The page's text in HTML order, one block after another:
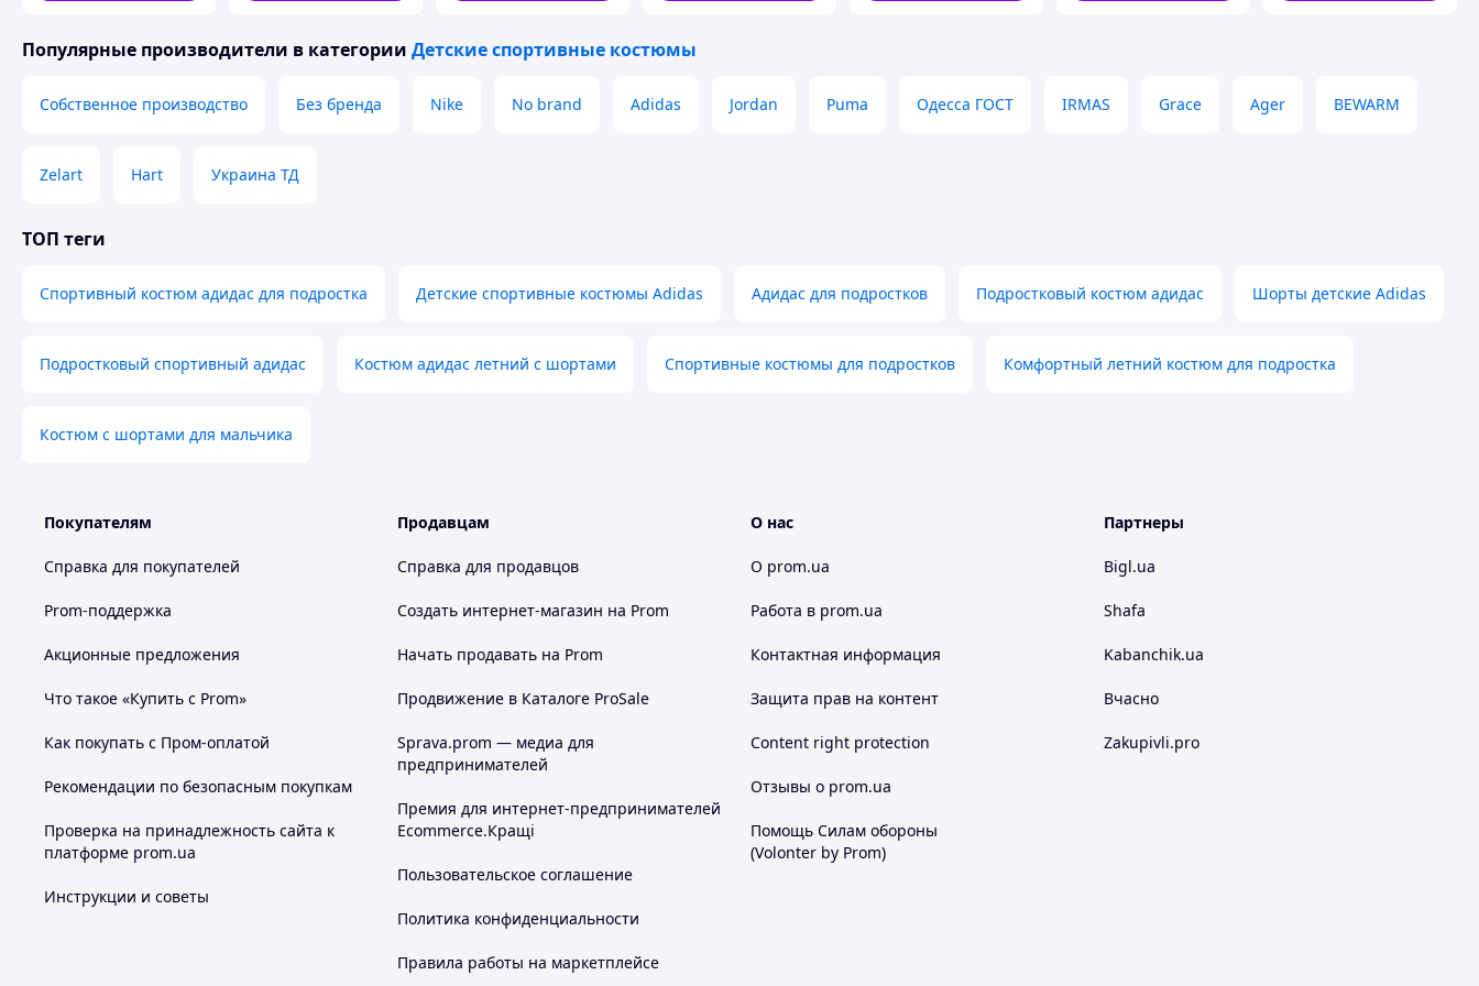
Популярные производители в категории Детские спортивные костюмы
Собственное производство Без бренда Nike No brand Adidas Jordan Puma Одесса ГОСТ IRMAS Grace Ager BEWARM
Zelart Hart Украина ТД
ТОП теги
Спортивный костюм адидас для подростка Детские спортивные костюмы Adidas Адидас для подростков Подростковый костюм адидас Шорты детские Adidas
Подростковый спортивный адидас Костюм адидас летний с шортами Спортивные костюмы для подростков Комфортный летний костюм для подростка
Костюм с шортами для мальчика
Покупателям
Справка для покупателей
Prom-поддержка
Акционные предложения
Что такое «Купить с Prom»
Как покупать с Пром-оплатой
Рекомендации по безопасным покупкам
Проверка на принадлежность сайта к
платформе prom.ua
Инструкции и советы
Продавцам
Справка для продавцов
Создать интернет-магазин на Prom
Начать продавать на Prom
Продвижение в Каталоге ProSale
Sprava.prom — медиа для
предпринимателей
Премия для интернет-предпринимателей
Ecommerce.Кращі
Пользовательское соглашение
Политика конфиденциальности
Правила работы на маркетплейсе
О нас
О prom.ua
Работа в prom.ua
Контактная информация
Защита прав на контент
Content right protection
Отзывы о prom.ua
Помощь Силам обороны
(Volonter by Prom)
Партнеры
Bigl.ua
Shafa
Kabanchik.ua
Вчасно
Zakupivli.pro